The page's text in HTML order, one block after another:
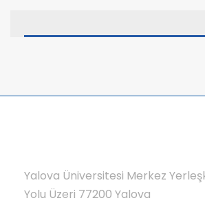
Yalova Üniversitesi Merkez
Yolu Üzeri 77200 Yalova